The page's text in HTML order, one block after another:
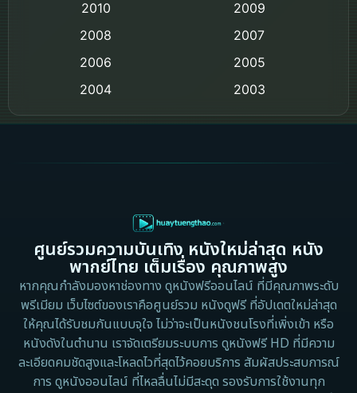
Detective สืบสวน
Disaster
Disney+
Documentary สารคดี
2010
2009
2008
2007
2006
2005
2004
2003
2002
2000
1983
1982
1971
1962
ศูนย์รวมความบันเทิง หนังใหม่ล่าสุด หนัง
พากย์ไทย เต็มเรื่อง คุณภาพสูง
หากคุณกำลังมองหาช่องทาง ดูหนังฟรีออนไลน์ ที่มีคุณภาพระดับ
พรีเมียม เว็บไซต์ของเราคือศูนย์รวม หนังดูฟรี ที่อัปเดตใหม่ล่าสุด
ให้คุณได้รับชมกันแบบจุใจ ไม่ว่าจะเป็นหนังชนโรงที่เพิ่งเข้า หรือ
หนังดังในตำนาน เราจัดเตรียมระบบการ ดูหนังฟรี HD ที่มีความ
ละเอียดคมชัดสูงและโหลดไวที่สุดไว้คอยบริการ สัมผัสประสบการณ์
การ ดูหนังออนไลน์ ที่ไหลลื่นไม่มีสะดุด รองรับการใช้งานทุก